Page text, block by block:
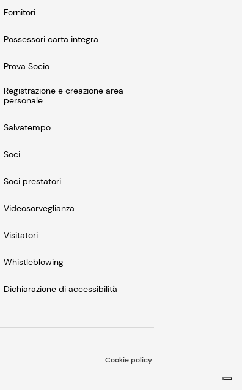
Fornitori
Possessori carta integra
Prova Socio
Registrazione e creazione area
personale
Salvatempo
Soci
Soci prestatori
Videosorveglianza
Visitatori
Whistleblowing
Dichiarazione di accessibilità
Cookie policy